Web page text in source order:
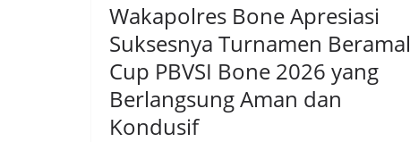
Wakapolres Bone Apresiasi
Suksesnya Turnamen Beramal
Cup PBVSI Bone 2026 yang
Berlangsung Aman dan
Kondusif